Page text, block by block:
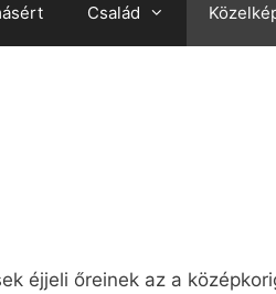
Család
éjjeli őreinek az a